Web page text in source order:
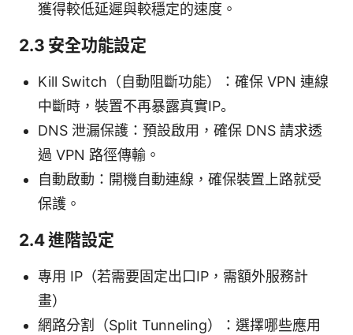
獲得較低延遲與較穩定的速度。
2.3 安全功能設定
Kill Switch（自動阻斷功能）：確保 VPN 連線
中斷時，裝置不再暴露真實IP。
DNS 泄漏保護：預設啟用，確保 DNS 請求透
過 VPN 路徑傳輸。
自動啟動：開機自動連線，確保裝置上路就受
保護。
2.4 進階設定
專用 IP（若需要固定出口IP，需額外服務計
畫）
網路分割（Split Tunneling）：選擇哪些應用